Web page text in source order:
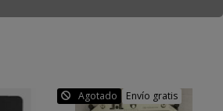
Agotado Envío gratis